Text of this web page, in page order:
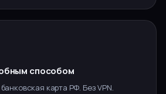
способом
карта РФ. Без VPN.